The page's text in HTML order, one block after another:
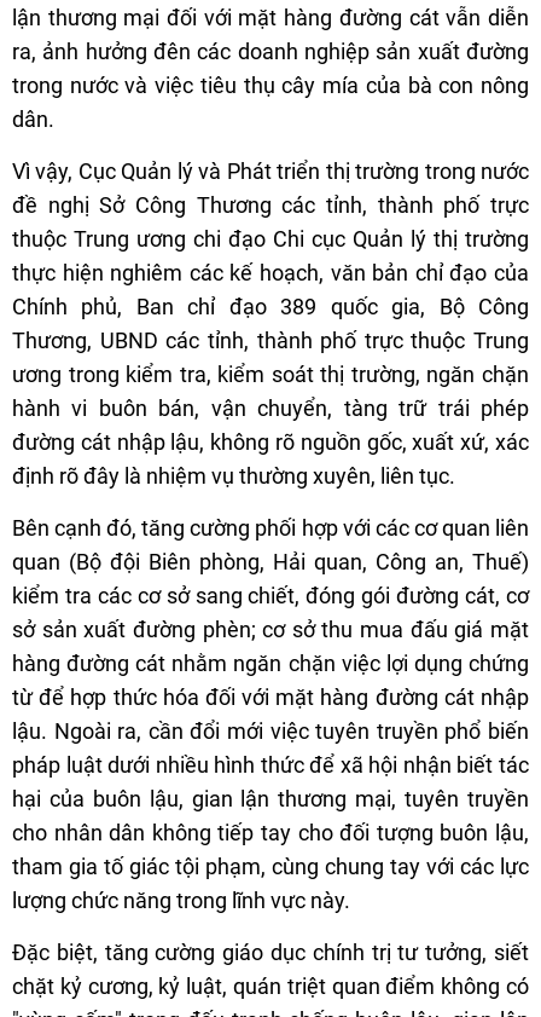
lận thương mại đối với mặt hàng đường cát vẫn diễn
ra, ảnh hưởng đên các doanh nghiệp sản xuất đường
trong nước và việc tiêu thụ cây mía của bà con nông
dân.
Vì vậy, Cục Quản lý và Phát triển thị trường trong nước
đề nghị Sở Công Thương các tỉnh, thành phố trực
thuộc Trung ương chi đạo Chi cục Quản lý thị trường
thực hiện nghiêm các kế hoạch, văn bản chỉ đạo của
Chính phủ, Ban chỉ đạo 389 quốc gia, Bộ Công
Thương, UBND các tỉnh, thành phố trực thuộc Trung
ương trong kiểm tra, kiểm soát thị trường, ngăn chặn
hành vi buôn bán, vận chuyển, tàng trữ trái phép
đường cát nhập lậu, không rõ nguồn gốc, xuất xứ, xác
định rõ đây là nhiệm vụ thường xuyên, liên tục.
Bên cạnh đó, tăng cường phối hợp với các cơ quan liên
quan (Bộ đội Biên phòng, Hải quan, Công an, Thuế)
kiểm tra các cơ sở sang chiết, đóng gói đường cát, cơ
sở sản xuất đường phèn; cơ sở thu mua đấu giá mặt
hàng đường cát nhằm ngăn chặn việc lợi dụng chứng
từ để hợp thức hóa đối với mặt hàng đường cát nhập
lậu. Ngoài ra, cần đổi mới việc tuyên truyền phổ biến
pháp luật dưới nhiều hình thức để xã hội nhận biết tác
hại của buôn lậu, gian lận thương mại, tuyên truyền
cho nhân dân không tiếp tay cho đối tượng buôn lậu,
tham gia tố giác tội phạm, cùng chung tay với các lực
lượng chức năng trong lĩnh vực này.
Đặc biệt, tăng cường giáo dục chính trị tư tưởng, siết
chặt kỷ cương, kỷ luật, quán triệt quan điểm không có